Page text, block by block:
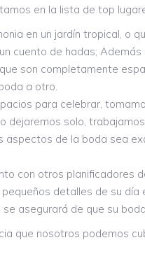
en la lista de top
en un jardín tropical, o
cuento de hadas;
son completamente
a otro.
para celebrar,
dejaremos solo,
aspectos de la boda sea
con otros planificadores
detalles de su día
asegurará de que su
que nosotros podemos